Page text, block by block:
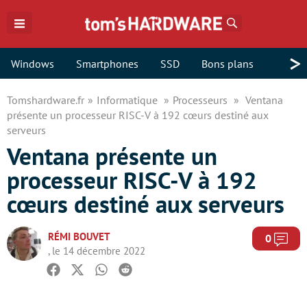
Windows Smartphones SSD Bons plans >
Tomshardware.fr Informatique Processeurs
Ventana
présente un processeur RISC-V à 192 cœurs destiné aux
serveurs
Ventana présente un
processeur RISC-V à 192
cœurs destiné aux serveurs
RÉMI BOUVET
, le 14 décembre 2022
0
Facebook
TwitterWhatsapp
Reddit